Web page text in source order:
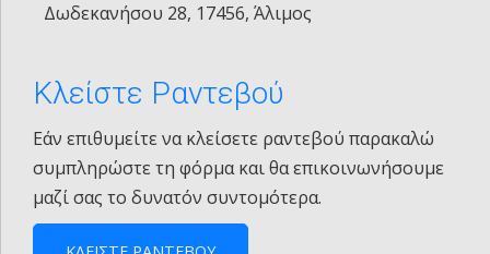
Δωδεκανήσου 28, 17456, Άλιμος
Κλείστε Ραντεβού
Εάν επιθυμείτε να κλείσετε ραντεβού παρακαλώ
συμπληρώστε τη φόρμα και θα επικοινωνήσουμε
μαζί σας το δυνατόν συντομότερα.